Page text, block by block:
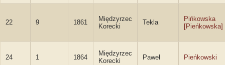
22 9 1861
Międzyrzec
Korecki
Tekla
Pińkowska
[Pieńkowska]
24 1 1864
Międzyrzec
Korecki
Paweł Pieńkowski